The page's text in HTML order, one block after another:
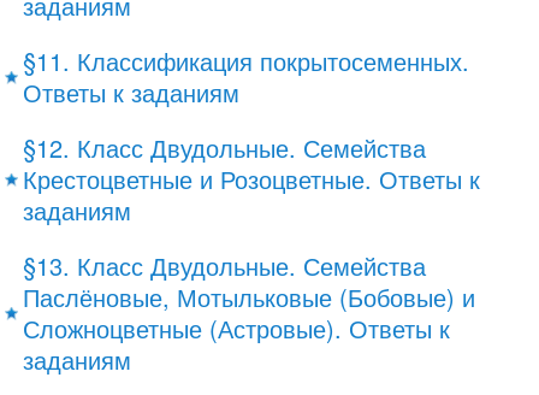
§11. Классификация покрытосеменных.
Ответы к заданиям
§12. Класс Двудольные. Семейства
Крестоцветные и Розоцветные. Ответы к
заданиям
§13. Класс Двудольные. Семейства
Паслёновые, Мотыльковые (Бобовые) и
Сложноцветные (Астровые). Ответы к
заданиям